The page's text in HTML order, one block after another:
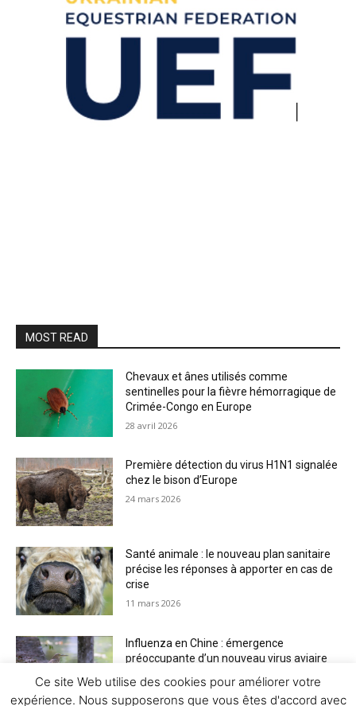
MOST READ
Chevaux et ânes utilisés comme
sentinelles pour la fièvre hémorragique de
Crimée-Congo en Europe
28 avril 2026
Première détection du virus H1N1 signalée
chez le bison d’Europe
24 mars 2026
Santé animale : le nouveau plan sanitaire
précise les réponses à apporter en cas de
crise
11 mars 2026
Influenza en Chine : émergence
préoccupante d’un nouveau virus aviaire
Ce site Web utilise des cookies pour améliorer votre
expérience. Nous supposerons que vous êtes d'accord avec